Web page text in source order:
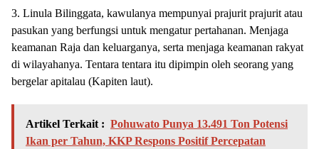
3. Linula Bilinggata, kawulanya mempunyai prajurit prajurit atau
pasukan yang berfungsi untuk mengatur pertahanan. Menjaga
keamanan Raja dan keluarganya, serta menjaga keamanan rakyat
di wilayahanya. Tentara tentara itu dipimpin oleh seorang yang
bergelar apitalau (Kapiten laut).
Artikel Terkait : Pohuwato Punya 13.491 Ton Potensi
Ikan per Tahun, KKP Respons Positif Percepatan